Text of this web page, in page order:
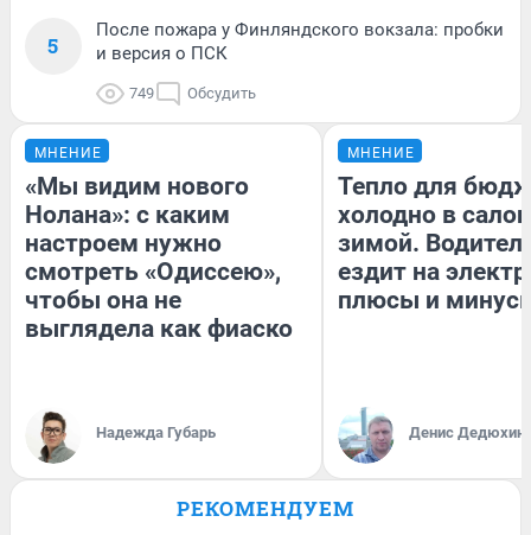
5
После пожара у Финляндского вокзала: пробки
и версия о ПСК
749 Обсудить
МНЕНИЕ
«Мы видим нового
Нолана»: с каким
настроем нужно
смотреть «Одиссею»,
чтобы она не
выглядела как фиаско
Надежда Губарь
МНЕНИЕ
Тепло для
холодно в
зимой.
ездит на
плюсы и
Денис Дедюхин
РЕКОМЕНДУЕМ